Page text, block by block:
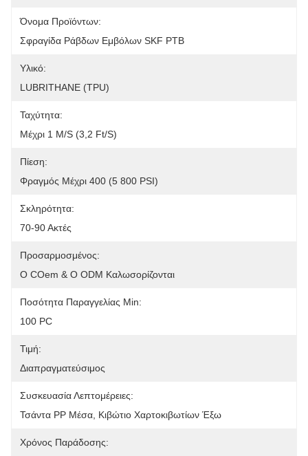
Όνομα Προϊόντων:
Σφραγίδα Ράβδων Εμβόλων SKF PTB
Υλικό:
LUBRITHANE (TPU)
Ταχύτητα:
Μέχρι 1 M/s (3,2 Ft/s)
Πίεση:
Φραγμός Μέχρι 400 (5 800 PSI)
Σκληρότητα:
70-90 Ακτές
Προσαρμοσμένος:
Ο COem & Ο ODM Καλωσορίζονται
Ποσότητα Παραγγελίας Min:
100 PC
Τιμή:
Διαπραγματεύσιμος
Συσκευασία Λεπτομέρειες:
Τσάντα PP Μέσα, Κιβώτιο Χαρτοκιβωτίων Έξω
Χρόνος Παράδοσης: